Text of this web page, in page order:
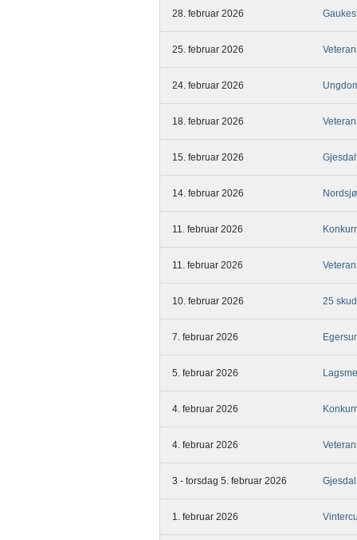
28. februar 2026
25. februar 2026
24. februar 2026
18. februar 2026
15. februar 2026
14. februar 2026
11. februar 2026
11. februar 2026
10. februar 2026 25
7. februar 2026
5. februar 2026
4. februar 2026
4. februar 2026
3 - torsdag 5. februar 2026
1. februar 2026